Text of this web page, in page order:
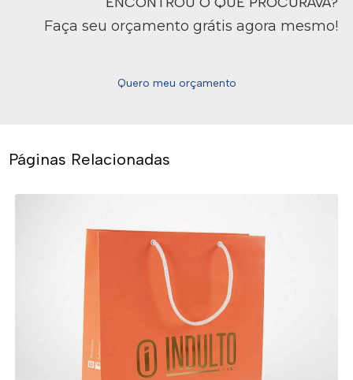
Faça seu orçamento grátis agora mesmo!
Quero meu orçamento
Páginas Relacionadas